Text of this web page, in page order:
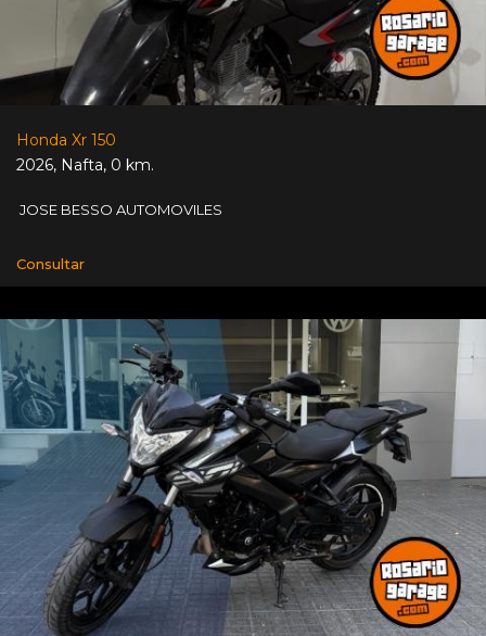
Honda Xr 150
2026, Nafta, 0 km.
JOSE BESSO AUTOMOVILES
Consultar